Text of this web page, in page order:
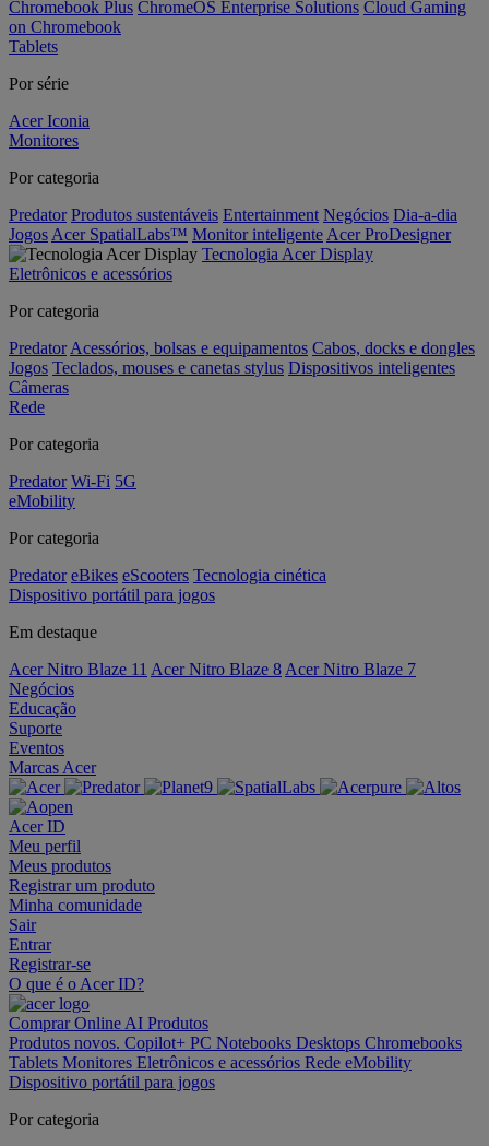
Chromebook Plus ChromeOS Enterprise Solutions Cloud Gaming
on Chromebook
Tablets
Por série
Acer Iconia
Monitores
Por categoria
Predator Produtos sustentáveis Entertainment Negócios Dia-a-dia
Jogos Acer SpatialLabs™ Monitor inteligente Acer ProDesigner
Tecnologia Acer Display
Eletrônicos e acessórios
Por categoria
Predator Acessórios, bolsas e equipamentos Cabos, docks e dongles
Jogos Teclados, mouses e canetas stylus Dispositivos inteligentes
Câmeras
Rede
Por categoria
Predator Wi-Fi 5G
eMobility
Por categoria
Predator eBikes eScooters Tecnologia cinética
Dispositivo portátil para jogos
Em destaque
Acer Nitro Blaze 11 Acer Nitro Blaze 8 Acer Nitro Blaze 7
Negócios
Educação
Suporte
Eventos
Marcas Acer
Acer ID
Meu perfil
Meus produtos
Registrar um produto
Minha comunidade
Sair
Entrar
Registrar-se
O que é o Acer ID?
Comprar Online AI Produtos
Produtos novos. Copilot+ PC Notebooks Desktops Chromebooks
Tablets Monitores Eletrônicos e acessórios Rede eMobility
Dispositivo portátil para jogos
Por categoria